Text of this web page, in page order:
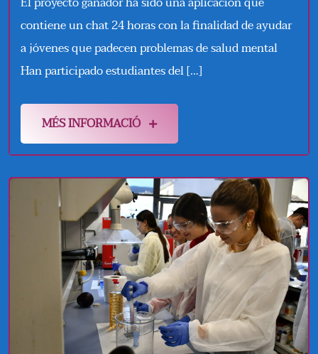
contiene un chat 24 horas con la finalidad de ayudar
a jóvenes que padecen problemas de salud mental
Han participado estudiantes del […]
MÉS INFORMACIÓ